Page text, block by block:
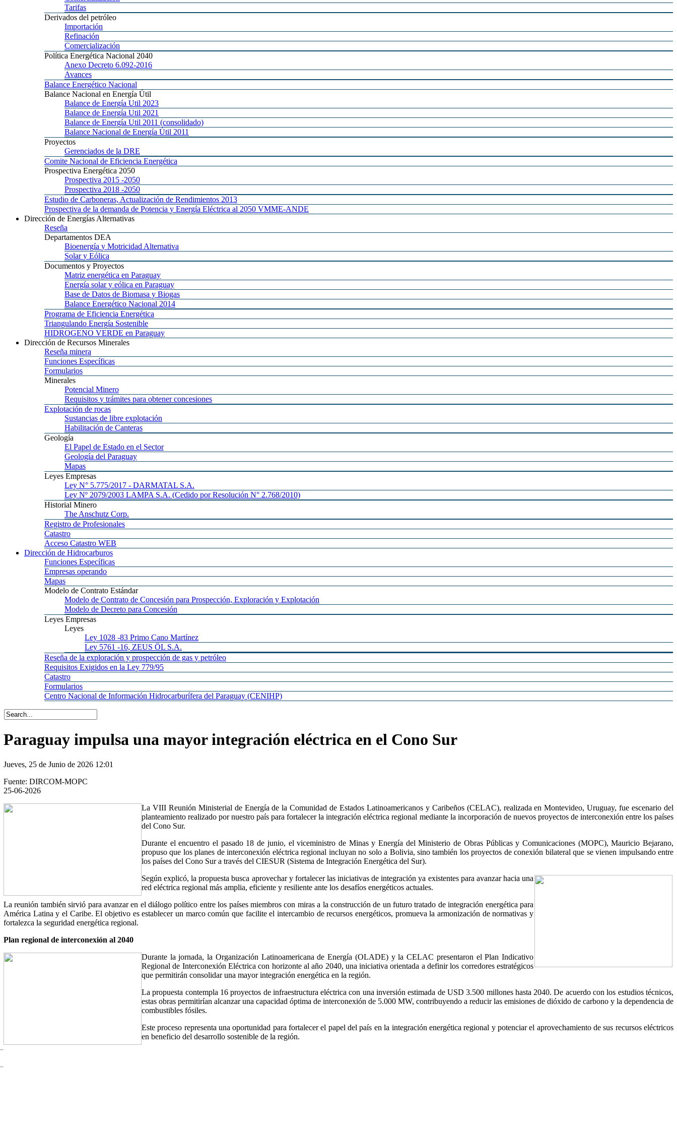
Tarifas
Derivados del petróleo
Importación
Refinación
Comercialización
Política Energética Nacional 2040
Anexo Decreto 6.092-2016
Avances
Balance Energético Nacional
Balance Nacional en Energía Útil
Balance de Energía Util 2023
Balance de Energía Util 2021
Balance de Energía Util 2011 (consolidado)
Balance Nacional de Energía Útil 2011
Proyectos
Gerenciados de la DRE
Comite Nacional de Eficiencia Energética
Prospectiva Energética 2050
Prospectiva 2015 -2050
Prospectiva 2018 -2050
Estudio de Carboneras, Actualización de Rendimientos 2013
Prospectiva de la demanda de Potencia y Energía Eléctrica al 2050 VMME-ANDE
Dirección de Energías Alternativas
Reseña
Departamentos DEA
Bioenergía y Motricidad Alternativa
Solary Eólica
Documentos y Proyectos
Matriz energética en Paraguay
Energía solar y eólica en Paraguay
Base de Datos de Biomasa y Biogas
Balance Energético Nacional 2014
Programa de Eficiencia Energética
Triangulando Energía Sostenible
HIDROGENO VERDE en Paraguay
Dirección de Recursos Minerales
Reseña minera
Funciones Específicas
Formularios
Minerales
Potencial Minero
Requisitos y trámites para obtener concesiones
Explotación de rocas
Sustancias de libre explotación
Habilitación de Canteras
Geología
El Papel de Estado en el Sector
Geología del Paraguay
Mapas
Leyes Empresas
Ley N° 5.775/2017 - DARMATAL S.A.
Ley Nº 2079/2003 LAMPA S.A. (Cedido por Resolución N° 2.768/2010)
Historial Minero
The Anschutz Corp.
Registro de Profesionales
Catastro
Acceso Catastro WEB
Dirección de Hidrocarburos
Funciones Específicas
Empresas operando
Mapas
Modelo de Contrato Estándar
Modelo de Contrato de Concesión para Prospección, Exploración y Explotación
Modelo de Decreto para Concesión
Leyes Empresas
Leyes
Ley 1028 -83 Primo Cano Martínez
Ley 5761 -16, ZEUS ÖL S.A.
Reseña de la exploración y prospección de gas y petróleo
Requisitos Exigidos en la Ley 779/95
Catastro
Formularios
Centro Nacional de Información Hidrocarburífera del Paraguay (CENIHP)
Paraguay impulsa una mayor integración eléctrica en el Cono Sur
Jueves, 25 de Junio de 2026 12:01
Fuente: DIRCOM-MOPC
25-06-2026
La VIII Reunión Ministerial de Energía de la Comunidad de Estados Latinoamericanos y Caribeños (CELAC), realizada en Montevideo, Uruguay, fue escenario del
planteamiento realizado por nuestro país para fortalecer la integración eléctrica regional mediante la incorporación de nuevos proyectos de interconexión entre los países
del Cono Sur.
Durante el encuentro el pasado 18 de junio, el viceministro de Minas y Energía del Ministerio de Obras Públicas y Comunicaciones (MOPC), Mauricio Bejarano,
propuso que los planes de interconexión eléctrica regional incluyan no solo a Bolivia, sino también los proyectos de conexión bilateral que se vienen impulsando entre
los países del Cono Sur a través del CIESUR (Sistema de Integración Energética del Sur).
Según explicó, la propuesta busca aprovechar y fortalecer las iniciativas de integración ya existentes para avanzar hacia una
red eléctrica regional más amplia, eficiente y resiliente ante los desafíos energéticos actuales.
La reunión también sirvió para avanzar en el diálogo político entre los países miembros con miras a la construcción de un futuro tratado de integración energética para
América Latina y el Caribe. El objetivo es establecer un marco común que facilite el intercambio de recursos energéticos, promueva la armonización de normativas y
fortalezca la seguridad energética regional.
Plan regional de interconexión al 2040
Durante la jornada, la Organización Latinoamericana de Energía (OLADE) y la CELAC presentaron el Plan Indicativo
Regional de Interconexión Eléctrica con horizonte al año 2040, una iniciativa orientada a definir los corredores estratégicos
que permitirán consolidar una mayor integración energética en la región.
La propuesta contempla 16 proyectos de infraestructura eléctrica con una inversión estimada de USD 3.500 millones hasta 2040. De acuerdo con los estudios técnicos,
estas obras permitirían alcanzar una capacidad óptima de interconexión de 5.000 MW, contribuyendo a reducir las emisiones de dióxido de carbono y la dependencia de
combustibles fósiles.
Este proceso representa una oportunidad para fortalecer el papel del país en la integración energética regional y potenciar el aprovechamiento de sus recursos eléctricos
en beneficio del desarrollo sostenible de la región.